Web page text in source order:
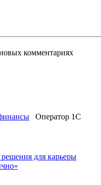
комментариях
Оператор 1С
для карьеры